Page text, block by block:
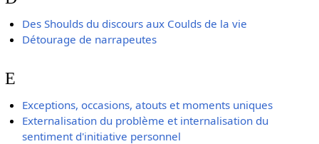
Des Shoulds du discours aux Coulds de la vie
Détourage de narrapeutes
E
Exceptions, occasions, atouts et moments uniques
Externalisation du problème et internalisation du
sentiment d'initiative personnel